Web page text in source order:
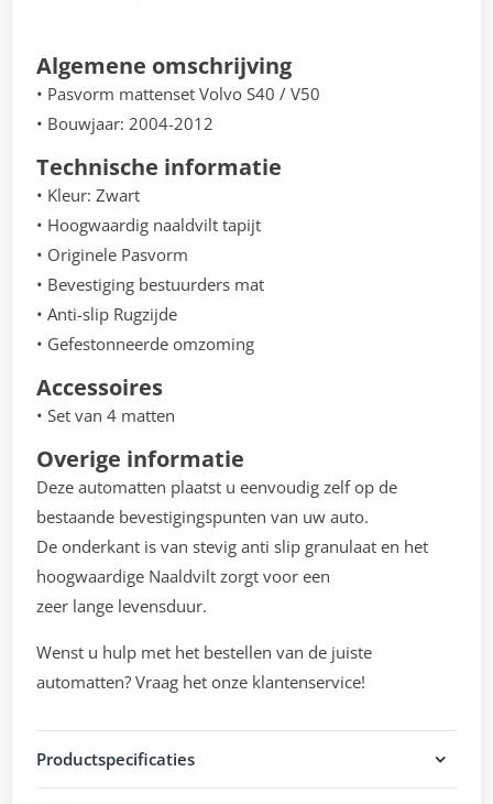
Algemene omschrijving
• Pasvorm mattenset Volvo S40 / V50
• Bouwjaar: 2004-2012
Technische informatie
• Kleur: Zwart
• Hoogwaardig naaldvilt tapijt
• Originele Pasvorm
• Bevestiging bestuurders mat
• Anti-slip Rugzijde
• Gefestonneerde omzoming
Accessoires
• Set van 4 matten
Overige informatie
Deze automatten plaatst u eenvoudig zelf op de
bestaande bevestigingspunten van uw auto.
De onderkant is van stevig anti slip granulaat en het
hoogwaardige Naaldvilt zorgt voor een
zeer lange levensduur.
Wenst u hulp met het bestellen van de juiste
automatten? Vraag het onze klantenservice!
Productspecificaties